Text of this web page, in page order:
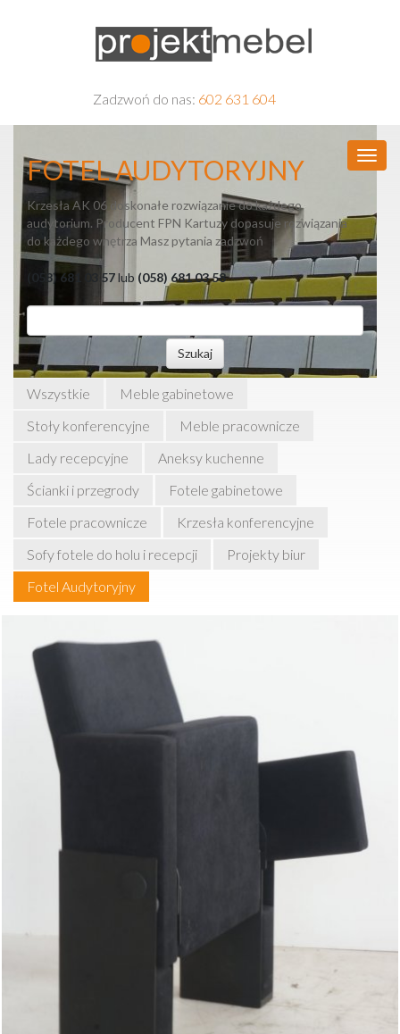
Zadzwoń do nas: 602 631 604
FOTEL AUDYTORYJNY
Krzesła AK 06 doskonałe rozwiązanie do każdego
audytorium. Producent FPN Kartuzy dopasuje rozwiązania
do każdego wnętrza Masz pytania zadzwoń
(058) 681 03 57lub (058) 681 03 58
Szukaj
Wszystkie
Meble gabinetowe
Stoły konferencyjne
Meble pracownicze
Lady recepcyjne
Aneksy kuchenne
Ścianki i przegrody
Fotele gabinetowe
Fotele pracownicze
Krzesła konferencyjne
Sofy fotele do holu i recepcji
Projekty biur
Fotel Audytoryjny
FOTEL CAŁKOWICIE TAPICEROWANY
ZE SKŁADANYMI PODŁOKIETNIKAMI.
TECHNOLOGIA PRODUKCJI FOTELA
ZAPEWNIA BRAK WIDOCZNYCH ŚRUB
KONSTRUKCJI – RAMEK Z ROZPIĘTYMI